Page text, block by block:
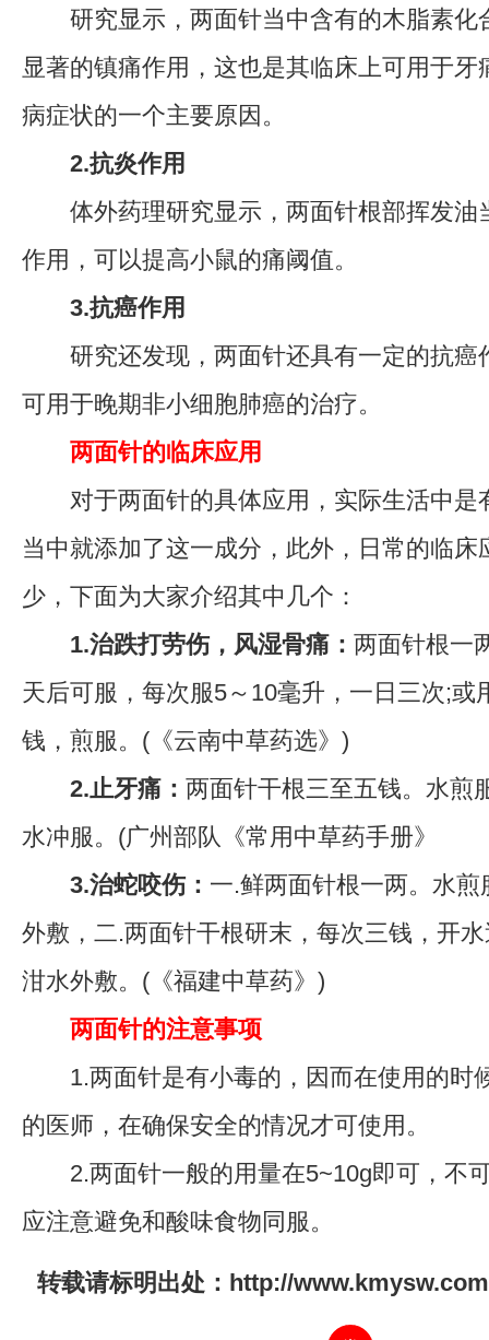
研究显示，两面针当中含有的木脂素化
显著的镇痛作用，这也是其临床上可用于牙
病症状的一个主要原因。
2.抗炎作用
体外药理研究显示，两面针根部挥发油
作用，可以提高小鼠的痛阈值。
3.抗癌作用
研究还发现，两面针还具有一定的抗癌
可用于晚期非小细胞肺癌的治疗。
两面针的临床应用
对于两面针的具体应用，实际生活中是
当中就添加了这一成分，此外，日常的临床
少，下面为大家介绍其中几个：
1.治跌打劳伤，风湿骨痛： 两面针根一
天后可服，每次服5～10毫升，一日三次;或
钱，煎服。(《云南中草药选》)
2.止牙痛： 两面针干根三至五钱。水煎
水冲服。(广州部队《常用中草药手册》
3.治蛇咬伤： 一.鲜两面针根一两。水
外敷，二.两面针干根研末，每次三钱，开
泔水外敷。(《福建中草药》)
两面针的注意事项
1.两面针是有小毒的，因而在使用的时
的医师，在确保安全的情况才可使用。
2.两面针一般的用量在5~10g即可，不
应注意避免和酸味食物同服。
转载请标明出处：http://